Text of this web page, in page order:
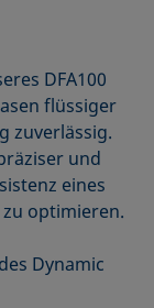
DFA100
flüssiger
zuverlässig.
und
eines
optimieren.
Dynamic